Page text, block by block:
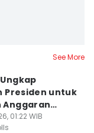
See More
Presiden untuk
Anggaran
Karhutla
01:22 WIB